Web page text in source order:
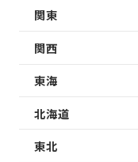
関東
関西
東海
北海道
東北